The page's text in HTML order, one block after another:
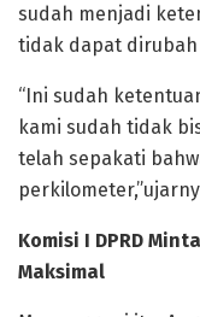
sudah menjadi
tidak dapat dirubah
“Ini sudah
kami sudah tidak
telah sepakati
Komisi I DPRD
Maksimal